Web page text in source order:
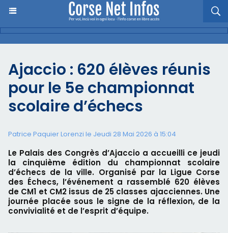
Ajaccio : 620 élèves réunis
pour le 5e championnat
scolaire d’échecs
Patrice Paquier Lorenzi le Jeudi 28 Mai 2026 à 15:04
Le Palais des Congrès d’Ajaccio a accueilli ce jeudi
la cinquième édition du championnat scolaire
d’échecs de la ville. Organisé par la Ligue Corse
des Échecs, l’événement a rassemblé 620 élèves
de CM1 et CM2 issus de 25 classes ajacciennes. Une
journée placée sous le signe de la réflexion, de la
convivialité et de l’esprit d’équipe.